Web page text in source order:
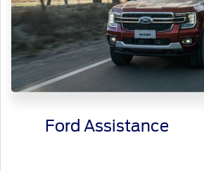
Ford Assistance